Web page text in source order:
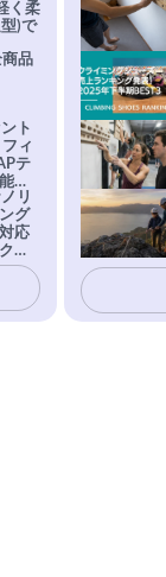
く柔
)で
商品
ト
ィ
テ
を
に
リ
グ
応
ラ